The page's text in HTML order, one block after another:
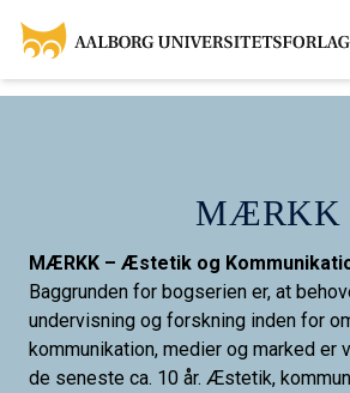
MÆRKK
MÆRKK – Æstetik og
Baggrunden for bogserien er, at
undervisning og forskning inden for
kommunikation, medier og marked
de seneste ca. 10 år. Æstetik,